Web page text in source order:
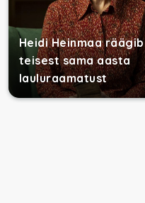
Heidi Heinmaa räägib
teisest sama aasta
lauluraamatust